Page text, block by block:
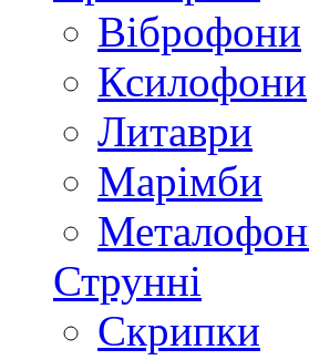
Віброфони
Ксилофони
Литаври
Марімби
Струнні
Скрипки